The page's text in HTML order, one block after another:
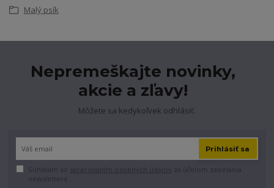
Malý psík
Nepremeškajte novinky,
akcie a zľavy!
Môžete sa kedykoľvek odhlásiť.
Prihlásiť sa
Súhlasím so spracovaním osobných údajov za účelom zasielania
newslettera.